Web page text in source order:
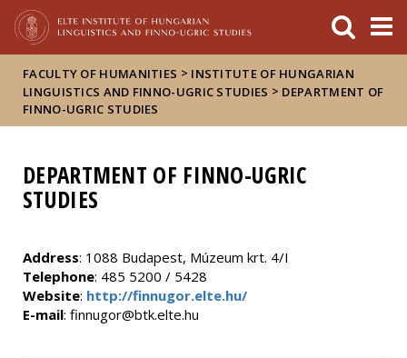
FACULTY OF HUMANITIES > INSTITUTE OF HUNGARIAN
LINGUISTICS AND FINNO-UGRIC STUDIES > DEPARTMENT OF
FINNO-UGRIC STUDIES
DEPARTMENT OF FINNO-UGRIC
STUDIES
Address: 1088 Budapest, Múzeum krt. 4/I
Telephone: 485 5200 / 5428
Website: http://finnugor.elte.hu/
E-mail: finnugor@btk.elte.hu